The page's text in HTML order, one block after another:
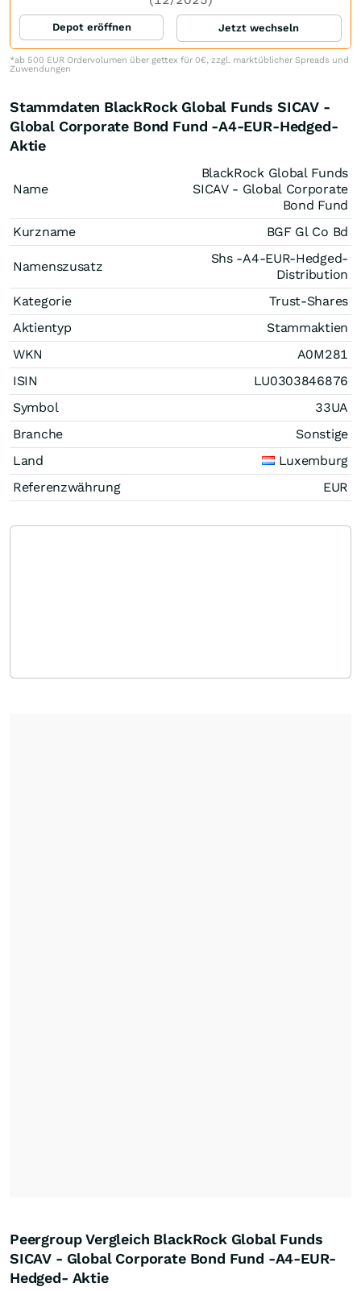
Depot eröffnen Jetzt wechseln
*ab 500 EUR Ordervolumen über gettex für 0€, zzgl. marktüblicher Spreads und
Zuwendungen
Stammdaten BlackRock Global Funds SICAV -
Global Corporate Bond Fund -A4-EUR-Hedged-
Aktie
Name
BlackRock Global Funds
SICAV - Global Corporate
Bond Fund
Kurzname
BGF Gl Co Bd
Namenszusatz
Shs -A4-EUR-Hedged-
Distribution
Kategorie
Trust-Shares
Aktientyp
Stammaktien
WKN
A0M281
ISIN
LU0303846876
Symbol
33UA
Branche
Sonstige
Land
Luxemburg
Referenzwährung
EUR
Peergroup Vergleich BlackRock Global Funds
SICAV - Global Corporate Bond Fund -A4-EUR-
Hedged- Aktie